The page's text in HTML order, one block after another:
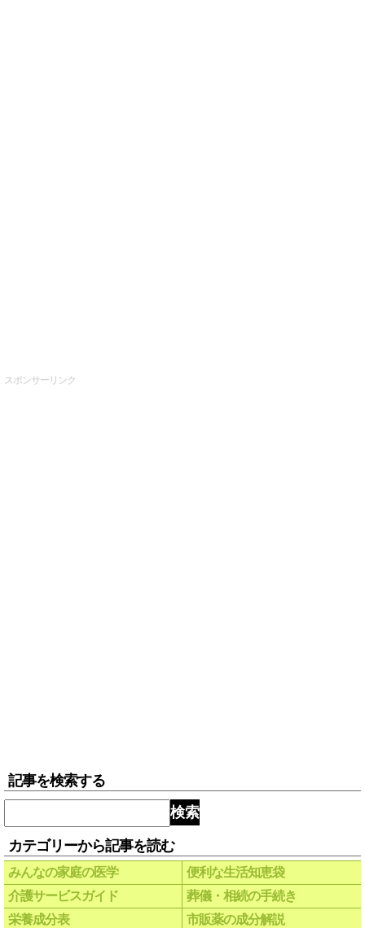
スポンサーリンク
記事を検索する
検索
カテゴリーから記事を読む
みんなの家庭の医学
便利な生活知恵袋
介護サービスガイド
葬儀・相続の手続き
栄養成分表
市販薬の成分解説